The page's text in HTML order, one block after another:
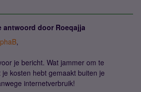
antwoord door Roeqajja
,
je bericht. Wat jammer om te
je kosten hebt gemaakt buiten je
internetverbruik!